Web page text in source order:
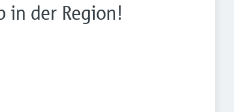
in der Region!